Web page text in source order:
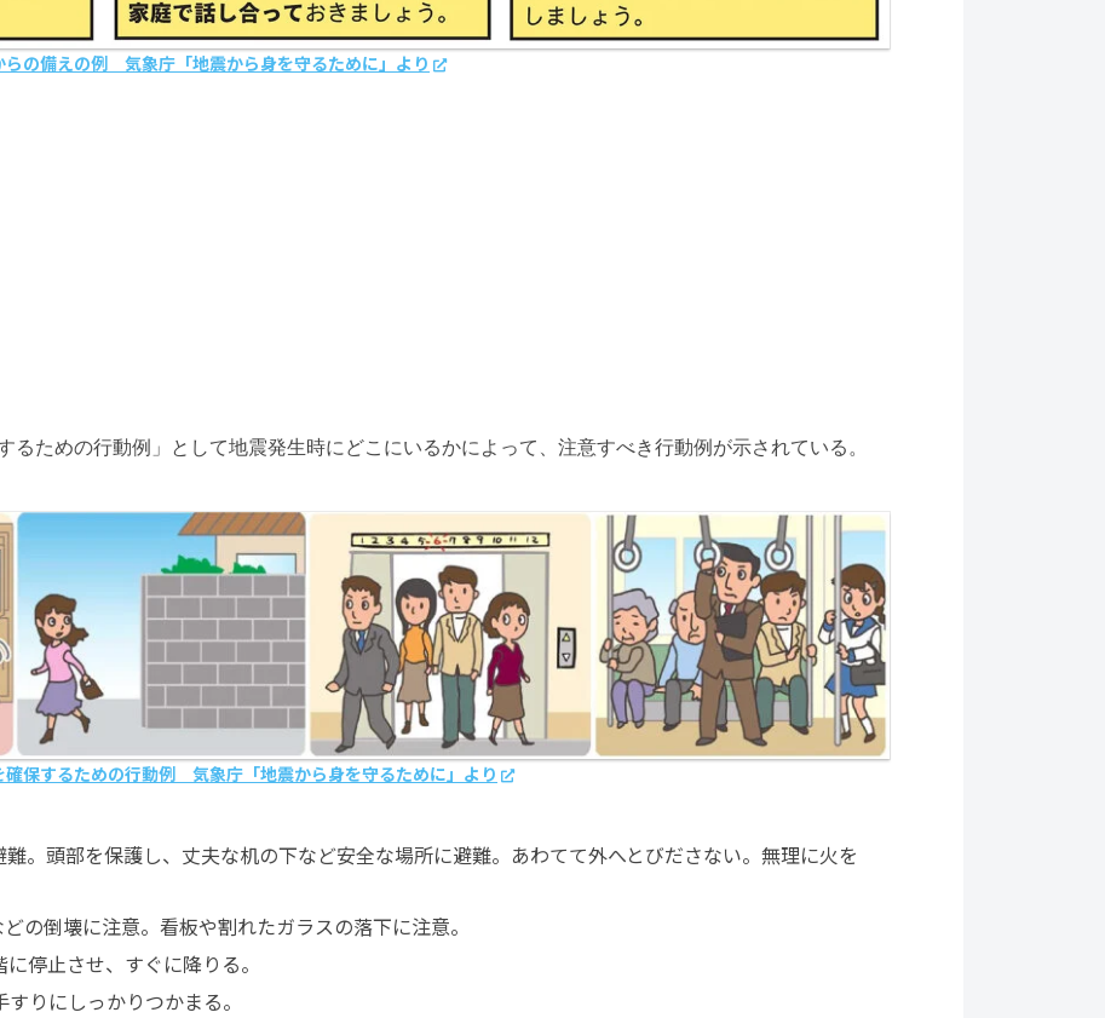
の備えの例 気象庁「地震から身を守るために」より
るための行動例」として地震発生時にどこにいるかによって、注意すべき行動例が示されている。
保するための行動例 気象庁「地震から身を守るために」より
。頭部を保護し、丈夫な机の下など安全な場所に避難。あわてて外へとびださない。無理に火を
の倒壊に注意。看板や割れたガラスの落下に注意。
停止させ、すぐに降りる。
りにしっかりつかまる。